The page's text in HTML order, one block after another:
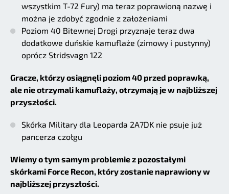
wszystkim T-72 Fury) ma teraz poprawioną nazwę i
można je zdobyć zgodnie z założeniami
Poziom 40 Bitewnej Drogi przyznaje teraz dwa
dodatkowe duńskie kamuflaże (zimowy i pustynny)
oprócz Stridsvagn 122
Gracze, którzy osiągnęli poziom 40 przed poprawką,
ale nie otrzymali kamuflaży, otrzymają je w najbliższej
przyszłości.
Skórka Military dla Leoparda 2A7DK nie psuje już
pancerza czołgu
Wiemy o tym samym problemie z pozostałymi
skórkami Force Recon, który zostanie naprawiony w
najbliższej przyszłości.